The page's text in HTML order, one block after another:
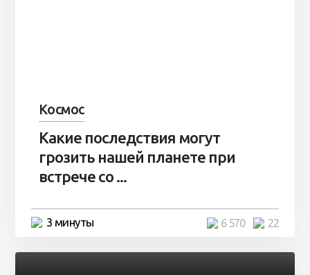
Космос
Какие последствия могут
грозить нашей планете при
встрече со ...
3 минуты 22
6 570